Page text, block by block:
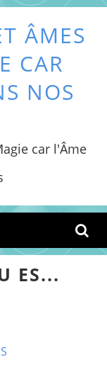
ÂMES
CAR
NOS
car l'Âme
ES...